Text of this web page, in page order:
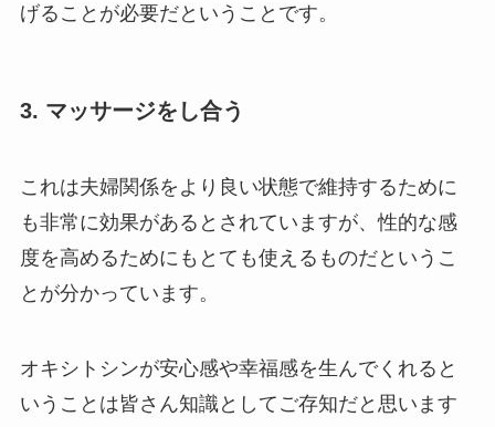
げることが必要だということです。
3. マッサージをし合う
これは夫婦関係をより良い状態で維持するために
も非常に効果があるとされていますが、性的な感
度を高めるためにもとても使えるものだというこ
とが分かっています。
オキシトシンが安心感や幸福感を生んでくれると
いうことは皆さん知識としてご存知だと思います